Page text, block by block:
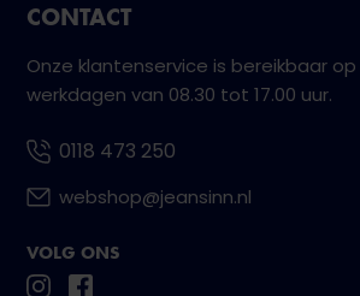
CONTACT
Onze klantenservice is bereikbaar op
werkdagen van 08.30 tot 17.00 uur.
0118 473 250
webshop@jeansinn.nl
VOLG ONS